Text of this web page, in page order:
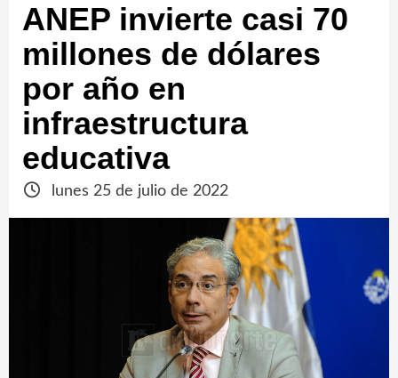
ANEP invierte casi 70
millones de dólares
por año en
infraestructura
educativa
lunes 25 de julio de 2022